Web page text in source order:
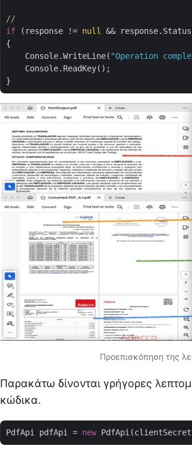
//
if (response != null &&
{
    Console.WriteLine(
"Operation
    Console.ReadKey();
Προεπισκόπηση της
Παρακάτω δίνονται γρήγορες
κώδικα.
PdfApi pdfApi = new